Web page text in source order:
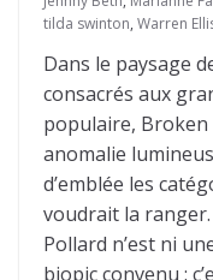
tilda swinton, Warren
Dans le paysage
consacrés aux
populaire,
anomalie
d’emblée les
voudrait la ranger.
Pollard n’est ni
biopic convenu :